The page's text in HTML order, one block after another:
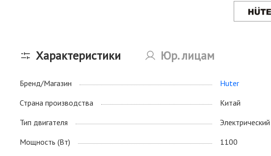
маслом,
просты в
Характеристики Юр. лицам
Бренд/Магазин Huter
Страна производства
Китай
Тип двигателя
Электрический
Мощность (Вт)
1100